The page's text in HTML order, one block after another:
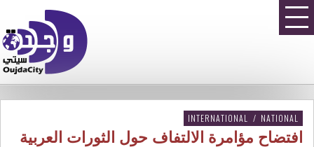
INTERNATIONAL / NATIONAL
افتضاح مؤامرة الالتفاف حول الثورات العربية